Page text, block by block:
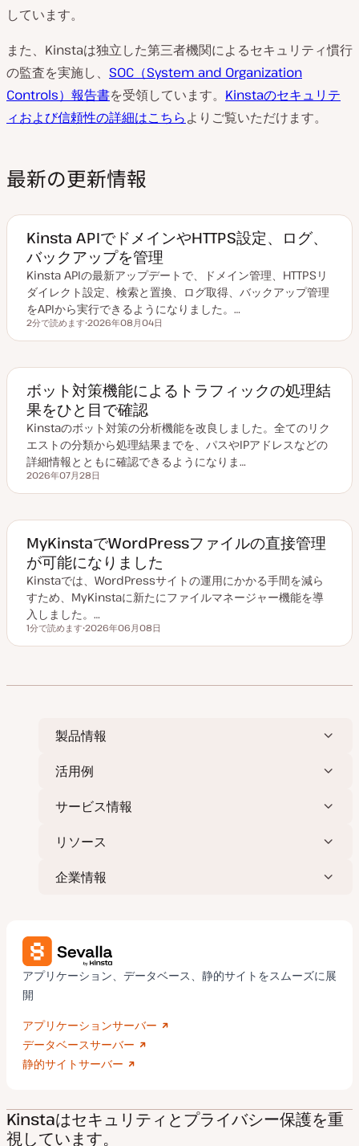
しています。
また、Kinstaは独立した第三者機関によるセキュリティ慣行
の監査を実施し、 SOC（System and Organization
Controls）報告書を受領しています。 Kinstaのセキュリテ
ィおよび信頼性の詳細はこちらよりご覧いただけます。
最新の更新情報
Kinsta APIでドメインやHTTPS設定、ログ、
バックアップを管理
Kinsta APIの最新アップデートで、ドメイン管理、HTTPSリ
ダイレクト設定、検索と置換、ログ取得、バックアップ管理
をAPIから実行できるようになりました。…
読むのにかかる時間
2分で読めます
新
2026年08月04日
ボット対策機能によるトラフィックの処理結
果をひと目で確認
Kinstaのボット対策の分析機能を改良しました。全てのリク
エストの分類から処理結果までを、パスやIPアドレスなどの
詳細情報とともに確認できるようになりま…
更新日
2026年07月28日
MyKinstaでWordPressファイルの直接管理
が可能になりました
Kinstaでは、WordPressサイトの運用にかかる手間を減ら
すため、MyKinstaに新たにファイルマネージャー機能を導
入しました。…
読むのにかかる時間
1分で読めます
新
2026年06月08日
製品情報
活用例
サービス情報
リソース
企業情報
アプリケーション、データベース、静的サイトをスムーズに展
開
アプリケーションサーバー
データベースサーバー
静的サイトサーバー
Kinstaはセキュリティとプライバシー保護を重
視しています。